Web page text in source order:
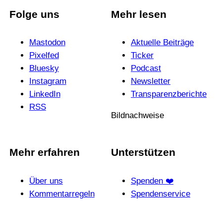
Folge uns
Mastodon
Pixelfed
Bluesky
Instagram
LinkedIn
RSS
Mehr lesen
Aktuelle Beiträge
Ticker
Podcast
News­letter
Trans­pa­renz­be­richte
Bildnachweise
Mehr erfahren
Über uns
Kommentarregeln
Unterstützen
Spenden ❤️
Spendenservice